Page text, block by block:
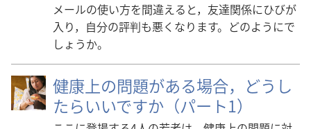
メールの使い方を間違えると，友達関係にひびが
入り，自分の評判も悪くなります。どのようにで
しょうか。
健康上の問題がある場合，どうし
たらいいですか（パート1）